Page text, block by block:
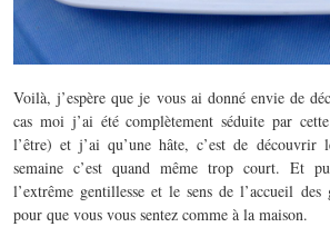
Voilà, j’espère que je vous ai donné envie de
cas moi j’ai été complètement séduite par
l’être) et j’ai qu’une hâte, c’est de
semaine c’est quand même trop court. Et
l’extrême gentillesse et le sens de l’accueil
pour que vous vous sentez comme à la maison.